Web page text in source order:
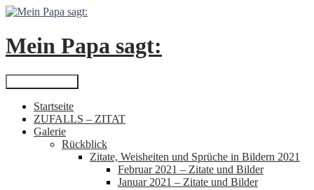
Zum
springen
Mein Papa sagt:
Suchen
Startseite
ZUFALLS – ZITAT
Galerie
Rückblick
Zitate, Weisheiten und Sprüche in Bildern 2021
Februar 2021 – Zitate und Bilder
Januar 2021 – Zitate und Bilder